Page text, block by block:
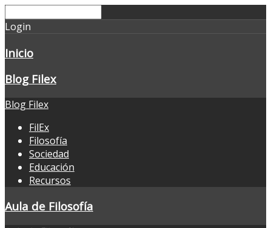
Login
Inicio
Blog Filex
Blog Filex
FilEx
Filosofía
Sociedad
Educación
Recursos
Aula de Filosofía